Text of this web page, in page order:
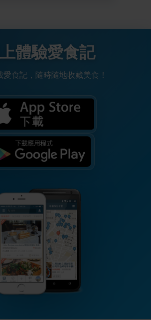
體驗愛食記
愛食記，隨時隨地收藏美食！